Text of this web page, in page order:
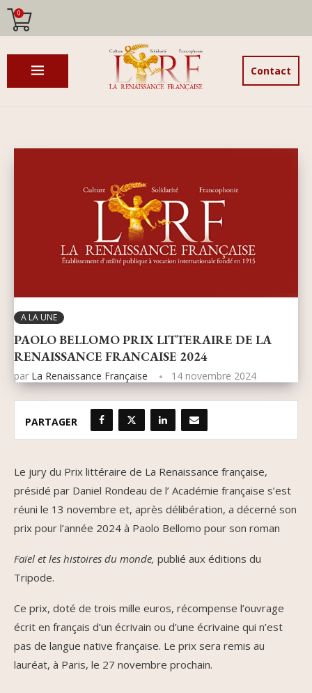
0
Contact
A LA UNE
PAOLO BELLOMO PRIX LITTERAIRE DE LA
RENAISSANCE FRANCAISE 2024
par La Renaissance Française 14 novembre 2024
PARTAGER
Le jury du Prix littéraire de La Renaissance française,
présidé par Daniel Rondeau de l’ Académie française s’est
réuni le 13 novembre et, après délibération, a décerné son
prix pour l’année 2024 à Paolo Bellomo pour son roman
Faïel et les histoires du monde, publié aux éditions du
Tripode.
Ce prix, doté de trois mille euros, récompense l’ouvrage
écrit en français d’un écrivain ou d’une écrivaine qui n’est
pas de langue native française. Le prix sera remis au
lauréat, à Paris, le 27 novembre prochain.